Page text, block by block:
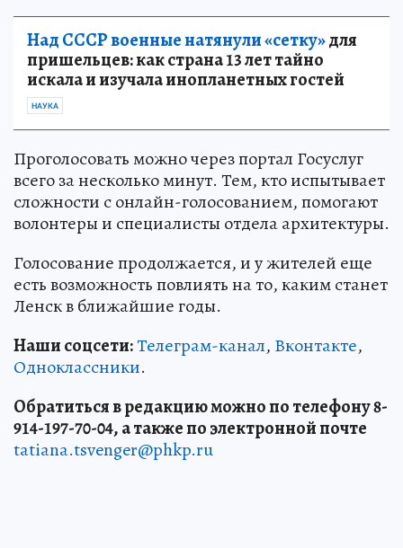
Над СССР военные натянули «сетку»для
пришельцев: как страна 13 лет тайно
искала и изучала инопланетных гостей
НАУКА
Проголосовать можно через портал Госуслуг
всего за несколько минут. Тем, кто испытывает
сложности с онлайн-голосованием, помогают
волонтеры и специалисты отдела архитектуры.
Голосование продолжается, и у жителей еще
есть возможность повлиять на то, каким станет
Ленск в ближайшие годы.
Наши соцсети:Телеграм-канал, Вконтакте,
Одноклассники.
Обратиться в редакцию можно по телефону 8-
914-197-70-04, а также по электронной почте
tatiana.tsvenger@phkp.ru